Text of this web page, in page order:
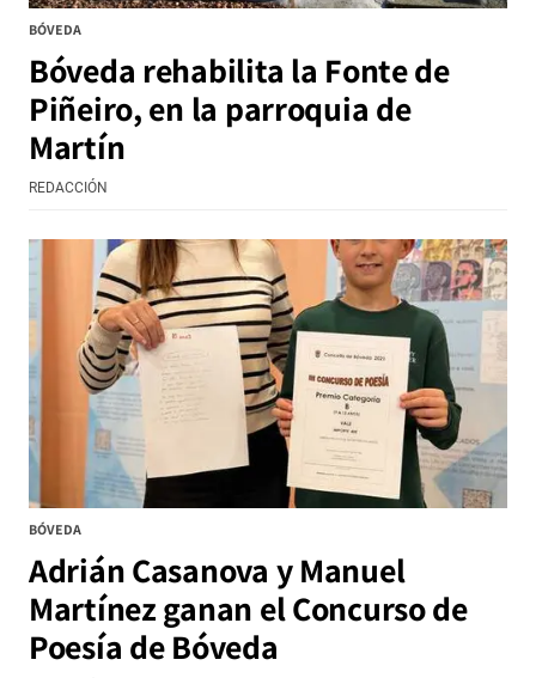
BÓVEDA
Bóveda rehabilita la Fonte de
Piñeiro, en la parroquia de
Martín
REDACCIÓN
BÓVEDA
Adrián Casanova y Manuel
Martínez ganan el Concurso de
Poesía de Bóveda